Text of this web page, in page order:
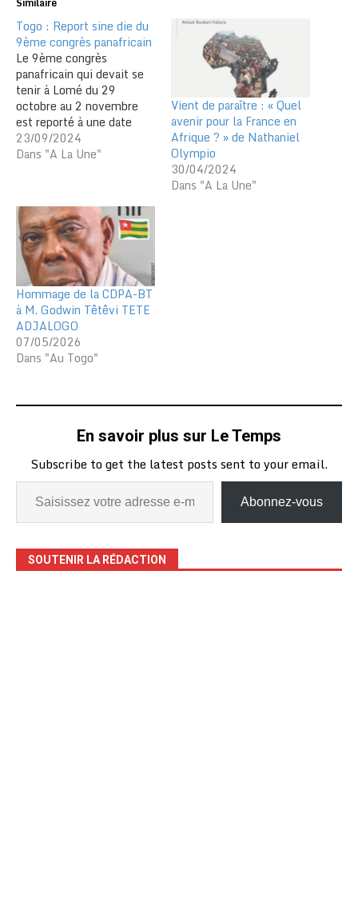
Togo : Report sine die du
9ème congrès panafricain
Le 9ème congrès
panafricain qui devait se
tenir à Lomé du 29
octobre au 2 novembre
est reporté à une date
ultérieure, indique un
communiqué du ministère
septembre 2024. Le
soutien des pays africains
et des partenaires de l'UA
a certainement fait
défaut. …
23/09/2024
Dans "A La Une"
Vient de paraître : « Quel
avenir pour la France en
Afrique ? » de Nathaniel
Olympio
30/04/2024
Dans "A La Une"
Hommage de la CDPA-BT
à M. Godwin Têtêvi TETE
ADJALOGO
07/05/2026
Dans "Au Togo"
En savoir plus sur Le Temps
Subscribe to get the latest posts sent to your email.
Abonnez-vous
SOUTENIR LA RÉDACTION